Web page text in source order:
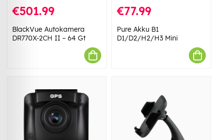
€501.99
BlackVue Autokamera
DR770X-2CH II – 64 Gt
€77.99
Pure Akku B1
D1/D2/H2/H3 Mini